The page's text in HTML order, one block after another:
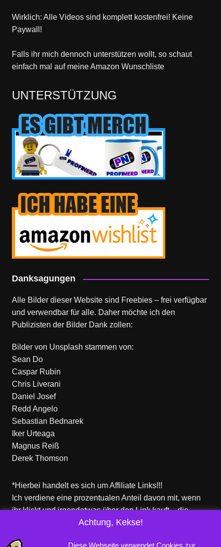
Wirklich: Alle Videos sind komplett kostenfrei! Keine
Paywall!
Falls ihr mich dennoch unterstützen wollt, so schaut
einfach mal auf meine Amazon Wunschliste
UNTERSTÜTZUNG
Danksagungen
Alle Bilder dieser Website sind Freebies – frei verfügbar
und verwendbar für alle. Daher möchte ich den
Publizisten der Bilder Dank zollen:
Bilder von Unsplash stammen von:
Sean Do
Caspar Rubin
Chris Liverani
Daniel Josef
Redd Angelo
Sebastian Bednarek
Iker Urteaga
Magnus Reiß
Derek Thomson
*Hierbei handelt es sich um Affiliate Links!!!
Ich verdiene eine prozentualen Anteil davon mit, wenn
ihr klickt und irgendetwas über den Link kauft – die
Produkte dort sind aber nicht von mir!
Achtung, Kekse!
Diese Webseite verwendet Cookies zur